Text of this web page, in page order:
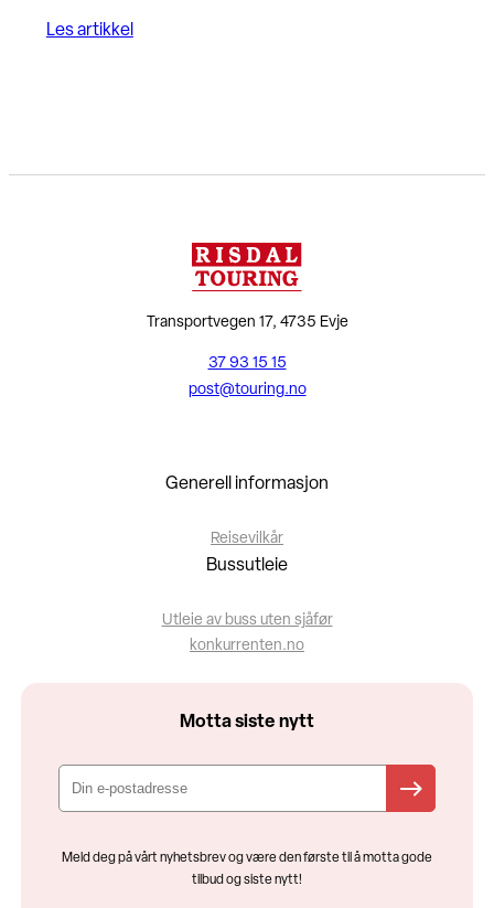
Les artikkel
Transportvegen 17, 4735 Evje
37 93 15 15
post@touring.no
Generell informasjon
Reisevilkår
Bussutleie
Utleie av buss uten sjåfør
konkurrenten.no
Motta siste nytt
Meld deg på vårt nyhetsbrev og være den første til å motta gode
tilbud og siste nytt!